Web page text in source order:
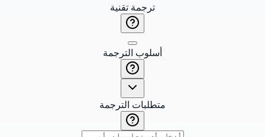
ترجمة تقنية
أسلوب الترجمة
متطلبات الترجمة